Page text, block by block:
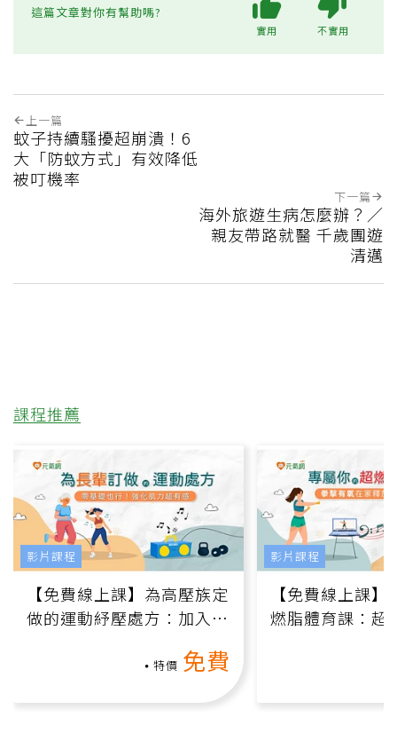
這篇文章對你有幫助嗎?
實用 不實用
上一篇
蚊子持續騷擾超崩潰！6
大「防蚊方式」有效降低
被叮機率
下一篇
海外旅遊生病怎麼辦？／
親友帶路就醫 千歲團遊
清邁
課程推薦
【免費線上課】為高壓族定
做的運動紓壓處方：加入行
特價 免費
影片課程
【免費線上課
燃脂體育課：超
影片課程